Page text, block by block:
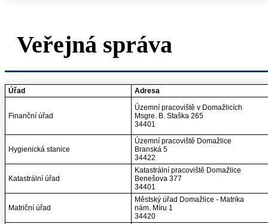
Veřejná správa
Úřad Adresa
Finanční úřad
Územní pracoviště v Domažlicích
Msgre. B. Staška 265
34401
Hygienická stanice
Územní pracoviště Domažlice
Branská 5
34422
Katastrální úřad
Katastrální pracoviště Domažlice
Benešova 377
34401
Matriční úřad
Městský úřad Domažlice - Matrika
nám. Míru 1
34420